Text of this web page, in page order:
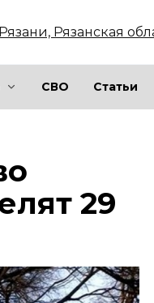
Рязанская
СВО Статьи
29